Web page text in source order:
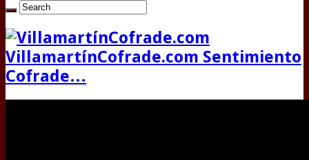
VillamartínCofrade.com Sentimiento
Cofrade…